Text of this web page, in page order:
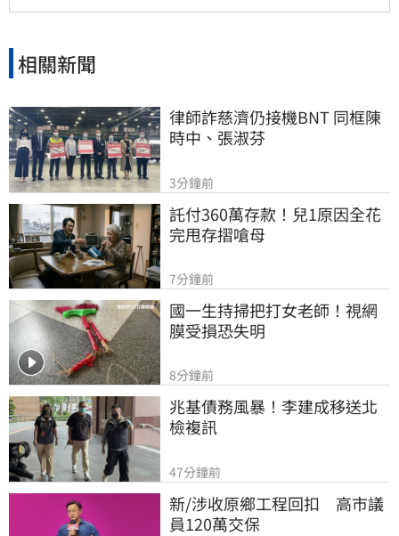
相關新聞
律師詐慈濟仍接機BNT 同框陳
時中、張淑芬
3分鐘前
託付360萬存款！兒1原因全花
完甩存摺嗆母
7分鐘前
國一生持掃把打女老師！視網
膜受損恐失明
8分鐘前
兆基債務風暴！李建成移送北
檢複訊
47分鐘前
新/涉收原鄉工程回扣　高市議
員120萬交保